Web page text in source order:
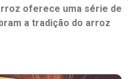
oferece uma série de
a tradição do arroz